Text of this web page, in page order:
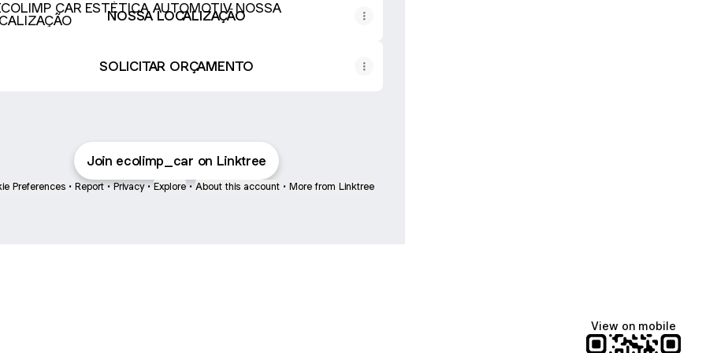
NOSSA LOCALIZAÇÃO
SOLICITAR ORÇAMENTO
Join ecolimp_car on Linktree
Preferences • Report • Privacy • Explore • About this account • More from Linktree
View on mobile